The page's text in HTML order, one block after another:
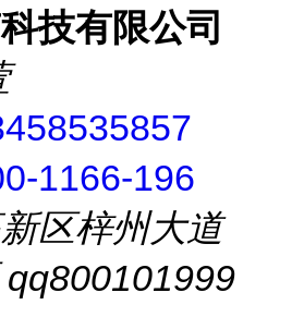
技有限公司
1166-196
区梓州大道